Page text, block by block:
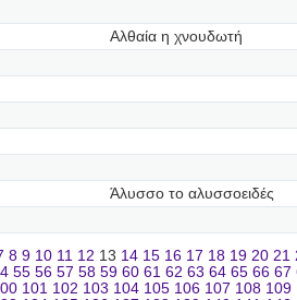
Αλθαία η χνουδωτή
Άλυσσο το αλυσσοειδές
8 9 10 11 12 13 14 15 16 17 18 19 20 21
55 56 57 58 59 60 61 62 63 64 65 66 67
101 102 103 104 105 106 107 108 109